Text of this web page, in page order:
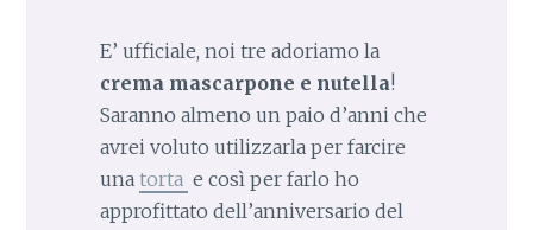
E’ ufficiale, noi tre adoriamo la
crema mascarpone e nutella!
Saranno almeno un paio d’anni che
avrei voluto utilizzarla per farcire
una torta e così per farlo ho
approfittato dell’anniversario del